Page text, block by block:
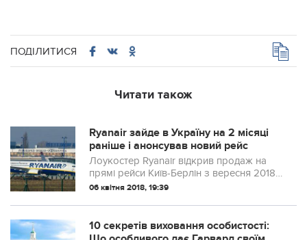
ПОДІЛИТИСЯ
Читати також
Ryanair зайде в Україну на 2 місяці
раніше і анонсував новий рейс
Лоукостер Ryanair відкрив продаж на
прямі рейси Київ-Берлін з вересня 2018
року.
06 квітня 2018, 19:39
10 секретів виховання особистості: